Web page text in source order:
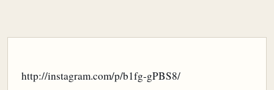
http://instagram.com/p/b1fg-gPBS8/